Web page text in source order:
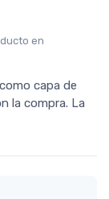
en
capa de
la compra. La